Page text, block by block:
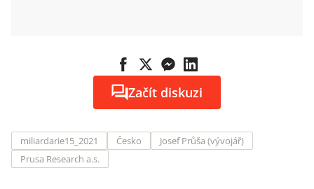
Začít diskuzi
miliardarie15_2021 Česko
Josef Průša (vývojář)
Prusa Research a.s.